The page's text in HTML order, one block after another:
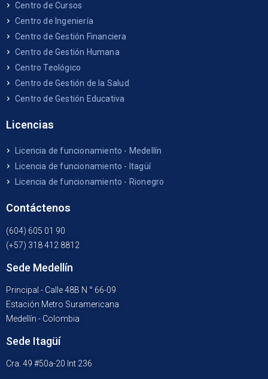
Centro de Cursos
Centro de Ingeniería
Centro de Gestión Financiera
Centro de Gestión Humana
Centro Teológico
Centro de Gestión de la Salud
Centro de Gestión Educativa
Licencias
Licencia de funcionamiento - Medellín
Licencia de funcionamiento - Itagüí
Licencia de funcionamiento - Rionegro
Contáctenos
(604) 605 01 90
(+57) 318 412 8812
Sede Medellín
Principal - Calle 48B N ° 66-09
Estación Metro Suramericana
Medellín - Colombia
Sede Itagüí
Cra. 49 #50a-20 Int 236